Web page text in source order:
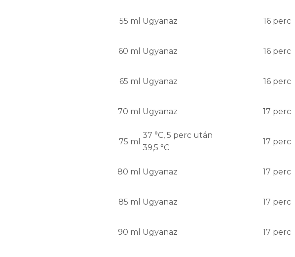
55 ml Ugyanaz 16 perc
60 ml Ugyanaz 16 perc
65 ml Ugyanaz 16 perc
70 ml Ugyanaz 17 perc
75 ml
37 °C, 5 perc után
39,5 °C
17 perc
80 ml Ugyanaz 17 perc
85 ml Ugyanaz 17 perc
90 ml Ugyanaz 17 perc